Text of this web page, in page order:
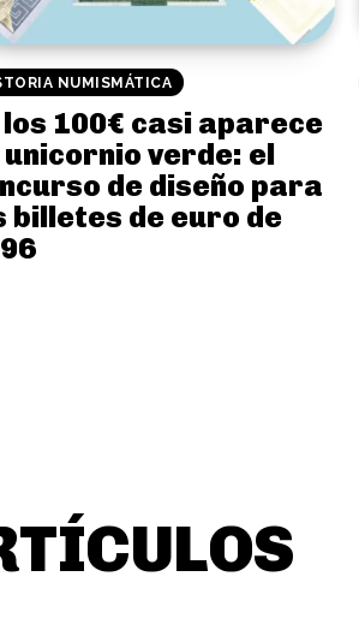
NUMISMÁTICA
los 100€ casi aparece
unicornio verde: el
de diseño para
billetes de euro de